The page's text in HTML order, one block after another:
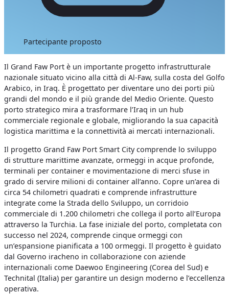
Partecipante proposto
Il Grand Faw Port è un importante progetto infrastrutturale
nazionale situato vicino alla città di Al-Faw, sulla costa del Golfo
Arabico, in Iraq. È progettato per diventare uno dei porti più
grandi del mondo e il più grande del Medio Oriente. Questo
porto strategico mira a trasformare l’Iraq in un hub
commerciale regionale e globale, migliorando la sua capacità
logistica marittima e la connettività ai mercati internazionali.
Il progetto Grand Faw Port Smart City comprende lo sviluppo
di strutture marittime avanzate, ormeggi in acque profonde,
terminali per container e movimentazione di merci sfuse in
grado di servire milioni di container all’anno. Copre un’area di
circa 54 chilometri quadrati e comprende infrastrutture
integrate come la Strada dello Sviluppo, un corridoio
commerciale di 1.200 chilometri che collega il porto all’Europa
attraverso la Turchia. La fase iniziale del porto, completata con
successo nel 2024, comprende cinque ormeggi con
un’espansione pianificata a 100 ormeggi. Il progetto è guidato
dal Governo iracheno in collaborazione con aziende
internazionali come Daewoo Engineering (Corea del Sud) e
Technital (Italia) per garantire un design moderno e l’eccellenza
operativa.